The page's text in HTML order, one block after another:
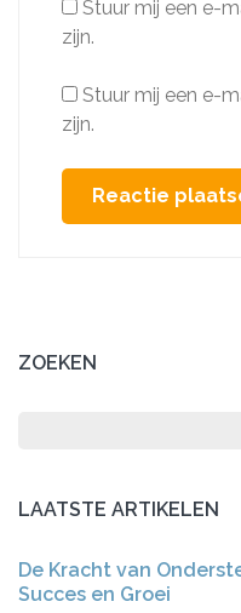
Stuur mij een e-
zijn.
Stuur mij een e-
zijn.
ZOEKEN
LAATSTE ARTIKELEN
De Kracht van
Succes en Groei